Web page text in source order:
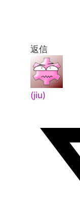
返信
(jiu)